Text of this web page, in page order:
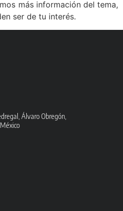
más información del tema,
ser de tu interés.
Álvaro Obregón,